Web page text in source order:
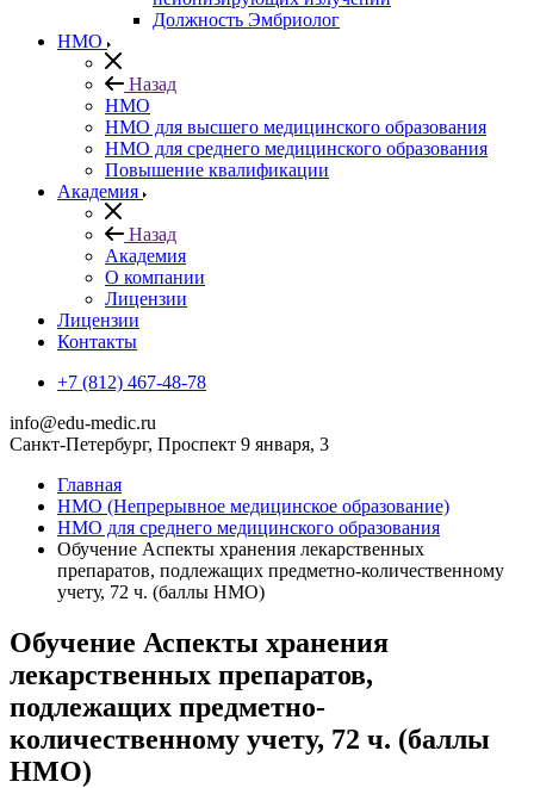
Должность Эмбриолог
НМО
Назад
НМО
НМО для высшего медицинского образования
НМО для среднего медицинского образования
Повышение квалификации
Академия
Назад
Академия
О компании
Лицензии
Лицензии
Контакты
+7 (812) 467-48-78
info@edu-medic.ru
Санкт-Петербург, Проспект 9 января, 3
Главная
НМО (Непрерывное медицинское образование)
НМО для среднего медицинского образования
Обучение Аспекты хранения лекарственных
препаратов, подлежащих предметно-количественному
учету, 72 ч. (баллы НМО)
Обучение Аспекты хранения
лекарственных препаратов,
подлежащих предметно-
количественному учету, 72 ч. (баллы
НМО)